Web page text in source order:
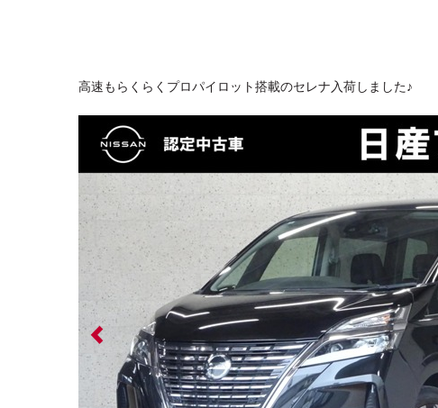
高速もらくらくプロパイロット搭載のセレナ入荷しました♪